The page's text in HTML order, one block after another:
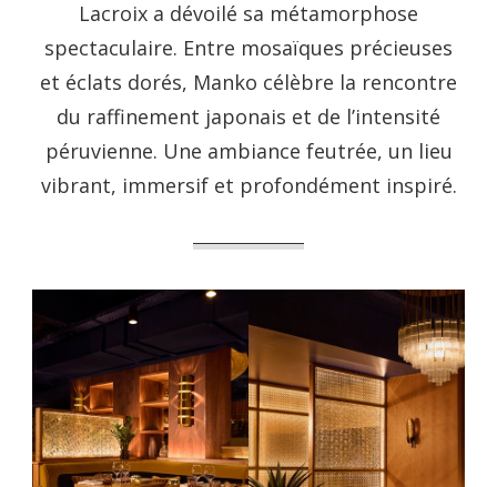
Lacroix a dévoilé sa métamorphose
spectaculaire. Entre mosaïques précieuses
et éclats dorés, Manko célèbre la rencontre
du raffinement japonais et de l’intensité
péruvienne. Une ambiance feutrée, un lieu
vibrant, immersif et profondément inspiré.